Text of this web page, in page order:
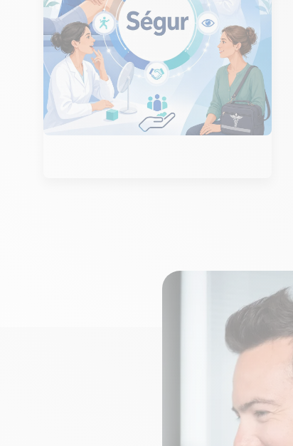
Initié suite à la crise du Covid-19 et
porté par l’Agence du Numérique en